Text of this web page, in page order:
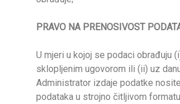
PRAVO NA PRENOSIVOST
U mjeri u kojoj se podaci obrađuju
sklopljenim ugovorom ili (ii) uz
Administrator izdaje podatke
podataka u strojno čitljivom